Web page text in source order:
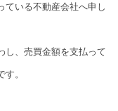
ている不動産会社へ申し
し、売買金額を支払って
。